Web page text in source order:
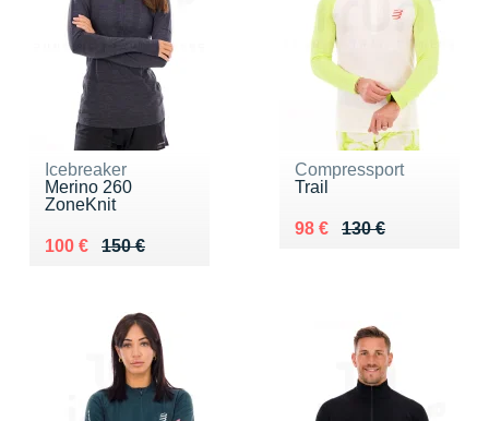
Icebreaker
Merino 260
ZoneKnit
150 €
Au lieu de 150 €
100 €
Vendu 100 €
Compressport
Trail
130 €
Au lieu de 130 €
98 €
Vendu 98 €